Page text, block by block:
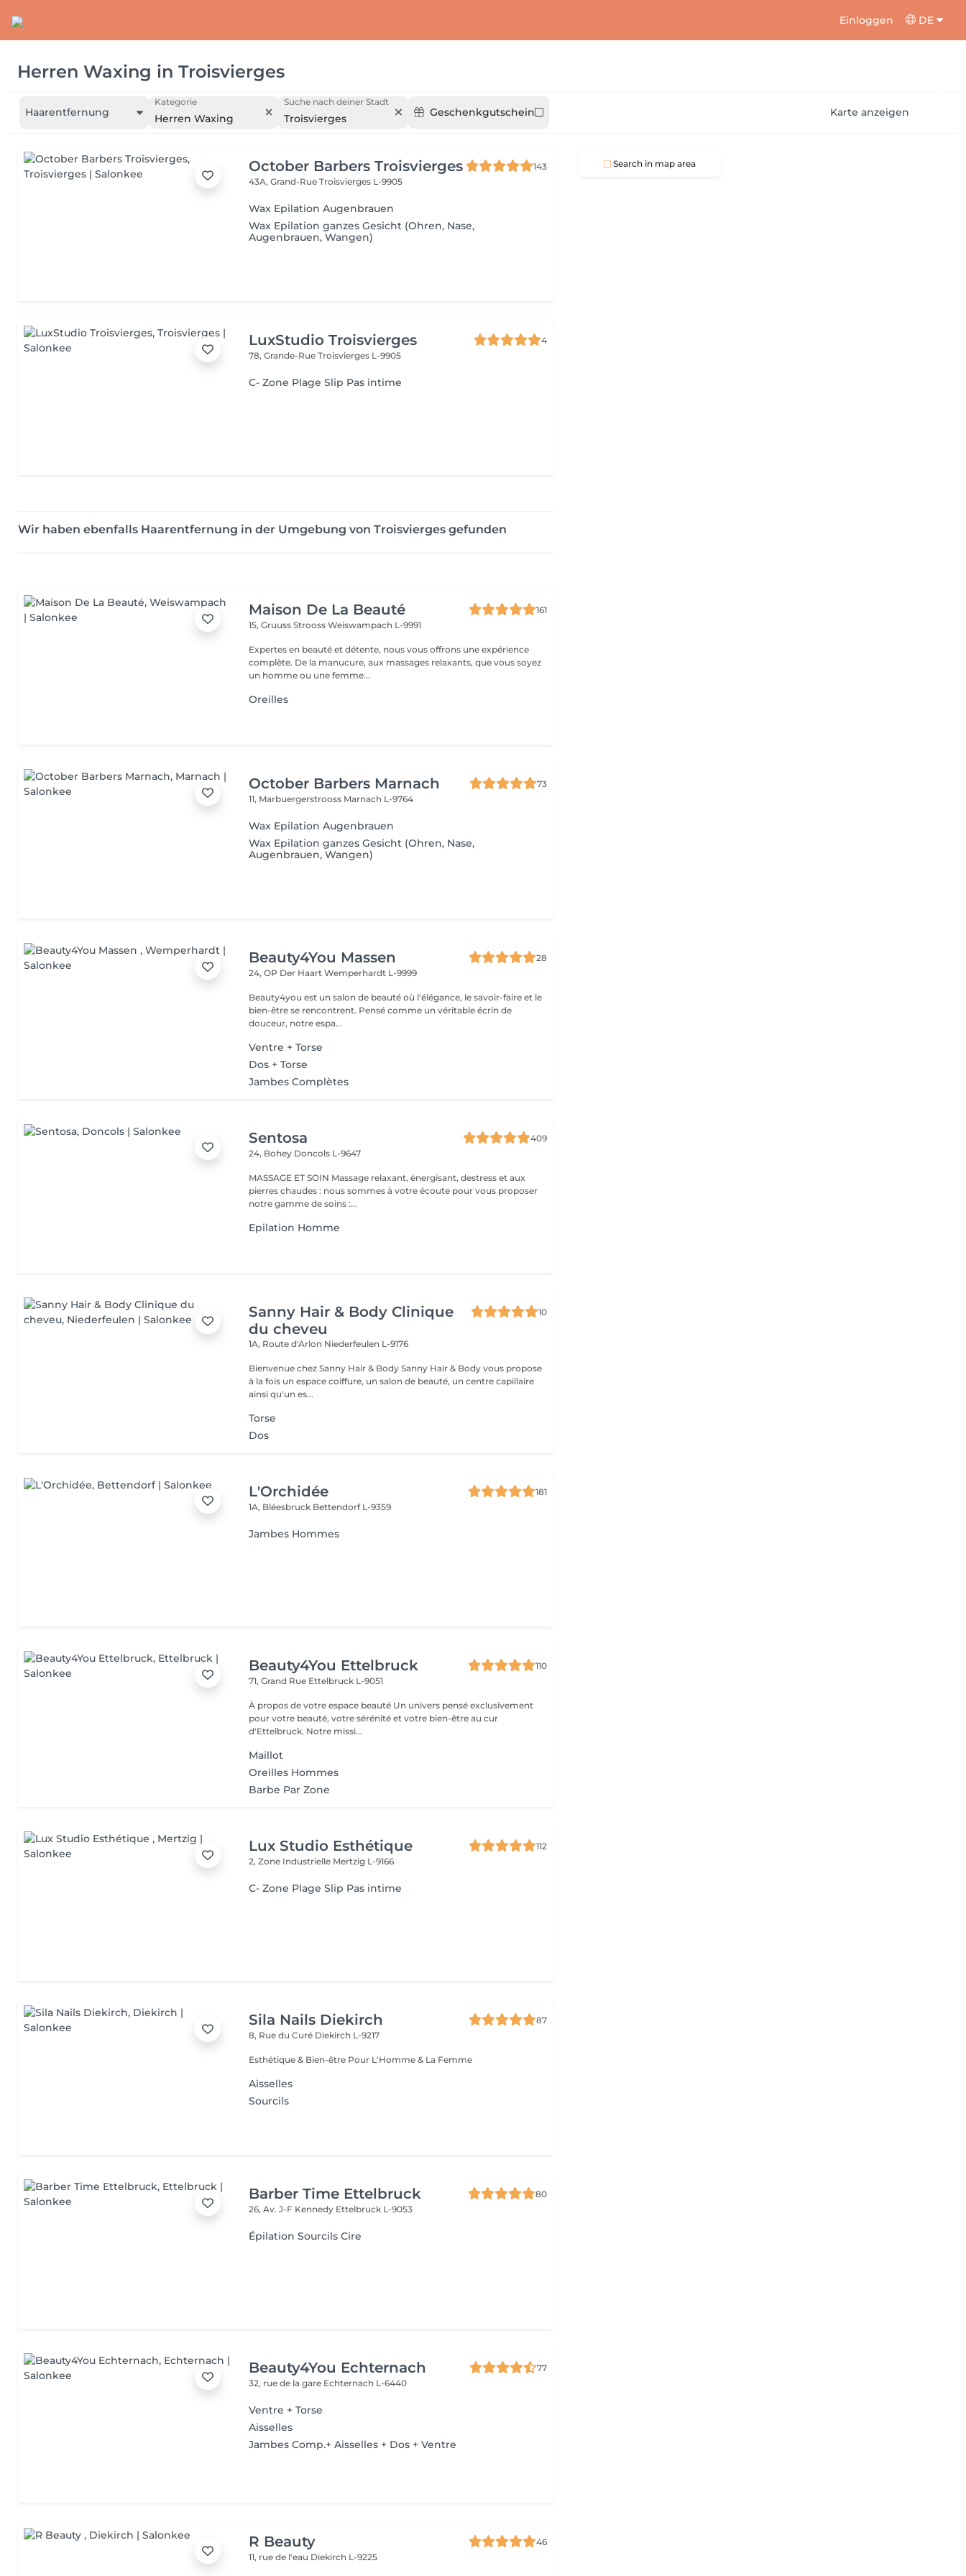
Einloggen DE
Herren Waxing in Troisvierges
Haarentfernung
Kategorie
Herren Waxing
Suche nach deiner Stadt
Troisvierges Geschenkgutschein Karte anzeigen
October Barbers Troisvierges
143
43A, Grand-RueTroisvierges L-9905
Wax Epilation Augenbrauen
Wax Epilation ganzes Gesicht (Ohren, Nase,
Augenbrauen, Wangen)
LuxStudio Troisvierges
4
78, Grande-RueTroisvierges L-9905
C- Zone Plage Slip Pas intime
Wir haben ebenfalls Haarentfernung in der Umgebung von Troisvierges gefunden
Maison De La Beauté
161
15, Gruuss StroossWeiswampach L-9991
Expertes en beauté et détente, nous vous offrons une expérience
complète. De la manucure, aux massages relaxants, que vous soyez
un homme ou une femme...
Oreilles
October Barbers Marnach
73
11, Marbuergerstrooss Marnach L-9764
Wax Epilation Augenbrauen
Wax Epilation ganzes Gesicht (Ohren, Nase,
Augenbrauen, Wangen)
Beauty4You Massen
28
24, OP Der HaartWemperhardt L-9999
Beauty4you est un salon de beauté où l'élégance, le savoir-faire et le
bien-être se rencontrent. Pensé comme un véritable écrin de
douceur, notre espa...
Ventre + Torse
Dos + Torse
Jambes Complètes
Sentosa
409
24, Bohey Doncols L-9647
MASSAGE ET SOIN Massage relaxant, énergisant, destress et aux
pierres chaudes : nous sommes à votre écoute pour vous proposer
notre gamme de soins :...
Epilation Homme
Sanny Hair & Body Clinique
du cheveu
10
1A, Route d'Arlon Niederfeulen L-9176
Bienvenue chez Sanny Hair & Body Sanny Hair & Body vous propose
à la fois un espace coiffure, un salon de beauté, un centre capillaire
ainsi qu'un es...
Torse
Dos
L'Orchidée
181
1A, Bléesbruck Bettendorf L-9359
Jambes Hommes
Beauty4You Ettelbruck
110
71, Grand Rue Ettelbruck L-9051
À propos de votre espace beauté Un univers pensé exclusivement
pour votre beauté, votre sérénité et votre bien-être au cur
d'Ettelbruck. Notre missi...
Maillot
Oreilles Hommes
Barbe Par Zone
Lux Studio Esthétique
112
2, Zone Industrielle Mertzig L-9166
C- Zone Plage Slip Pas intime
Sila Nails Diekirch
87
8, Rue du Curé Diekirch L-9217
Esthétique & Bien-être Pour L'Homme & La Femme
Aisselles
Sourcils
Barber Time Ettelbruck
80
26, Av. J-F Kennedy Ettelbruck L-9053
Épilation Sourcils Cire
Beauty4You Echternach
77
32, rue de la gare Echternach L-6440
Ventre + Torse
Aisselles
Jambes Comp.+ Aisselles + Dos + Ventre
R Beauty
46
11, rue de l'eau Diekirch L-9225
Search in map area